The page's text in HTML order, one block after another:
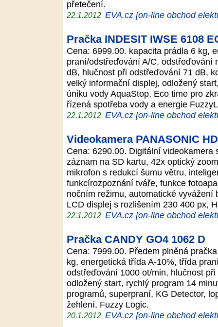
přetečení.
22.1.2012 EVA.cz [on-line obchod
Pračka INDESIT IWSE 6108
Cena: 6999.00. kapacita prádla 6 kg,
praní/odstřeďování A/C, odstřeďování
dB, hlučnost při odstřeďování 71 dB,
velký informační displej, odložený
úniku vody AquaStop, Eco time pro
řízená spotřeba vody a energie
22.1.2012 EVA.cz [on-line obchod
Videokamera PANASONIC
Cena: 6290.00. Digitální
záznam na SD kartu, 42x optický
mikrofon s redukcí šumu větru,
funkcírozpoznání tváře, funkce
nočním režimu, automatické
LCD displej s rozlišením 230 400 px,
22.1.2012 EVA.cz [on-line obchod
Pračka CANDY GO4 1062 D
Cena: 7999.00. Předem plněná
kg, energetická třída A-10%, třída
odstřeďování 1000 ot/min, hlučnost
odložený start, rychlý program 14
programů, superpraní, KG Detector,
žehlení, Fuzzy Logic.
20.1.2012 EVA.cz [on-line obchod